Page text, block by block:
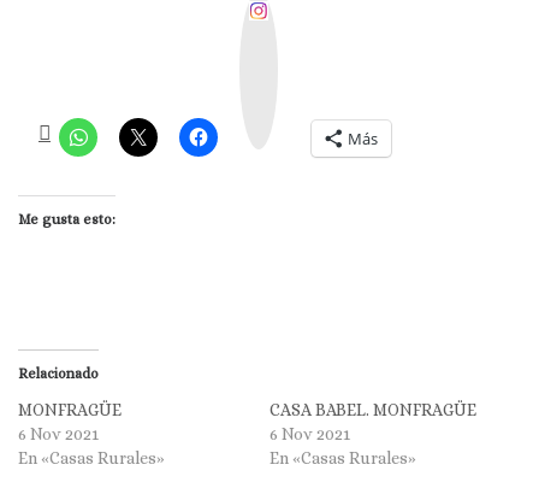
Más
Me gusta esto:
Relacionado
MONFRAGÜE
6 Nov 2021
En «Casas Rurales»
CASA BABEL. MONFRAGÜE
6 Nov 2021
En «Casas Rurales»